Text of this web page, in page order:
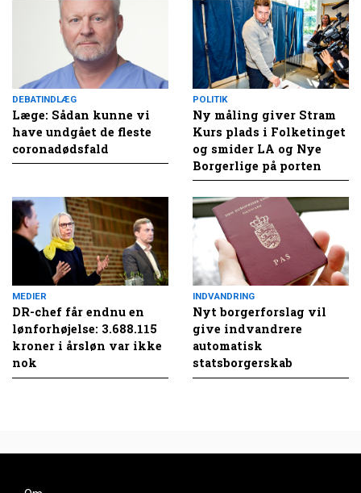
DEBATINDLÆG
Læge: Sådan kunne vi
have undgået de fleste
coronadødsfald
POLITIK
Ny måling giver Stram
Kurs plads i Folketinget
og smider LA og Nye
Borgerlige på porten
MEDIER
DR-chef får endnu en
lønforhøjelse: 3.688.115
kroner i årsløn var ikke
nok
INDVANDRING
Nyt borgerforslag vil
give indvandrere
automatisk
statsborgerskab